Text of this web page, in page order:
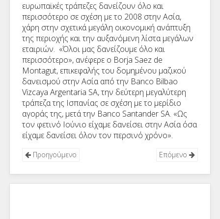
ευρωπαϊκές τράπεζες δανείζουν όλο και
περισσότερο σε σχέση με το 2008 στην Ασία,
χάρη στην σχετικά μεγάλη οικονομική ανάπτυξη
της περιοχής και την αυξανόμενη λίστα μεγάλων
εταιριών. «Όλοι μας δανείζουμε όλο και
περισσότερο», ανέφερε ο Borja Saez de
Montagut, επικεφαλής του δομημένου μαζικού
δανεισμού στην Ασία από την Banco Bilbao
Vizcaya Argentaria SA, την δεύτερη μεγαλύτερη
τράπεζα της Ισπανίας σε σχέση με το μερίδιο
αγοράς της, μετά την Banco Santander SA. «Ως
τον φετινό Ιούνιο είχαμε δανείσει στην Ασία όσα
είχαμε δανείσει όλον τον περσινό χρόνο».
Προηγούμενο Επόμενο